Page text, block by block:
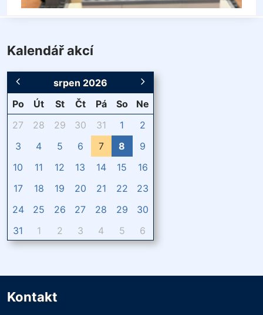
Kalendář akcí
srpen 2026
Po
Út St Čt Pá So
Ne
27
28 29 30 31 1
2
3
4 5 6 7 8
9
10
11 12 13 14 15
16
17
18 19 20 21 22
23
24
25 26 27 28 29
30
31
1 2 3 4 5 6
Kontakt